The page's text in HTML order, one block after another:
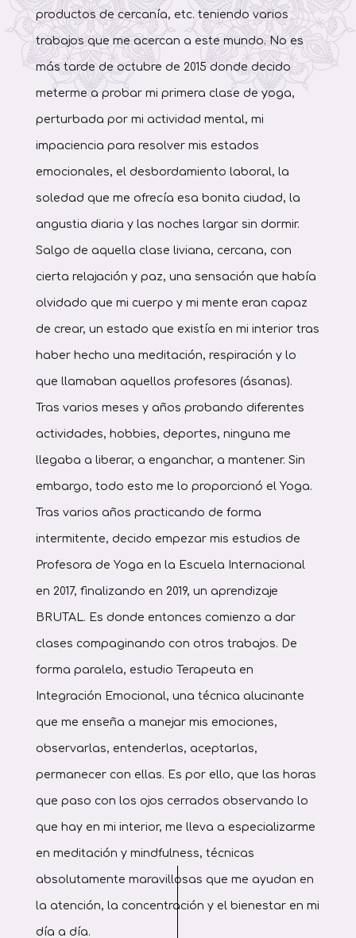
productos de cercanía, etc. teniendo varios
trabajos que me acercan a este mundo. No es
más tarde de octubre de 2015 donde decido
meterme a probar mi primera clase de yoga,
perturbada por mi actividad mental, mi
impaciencia para resolver mis estados
emocionales, el desbordamiento laboral, la
soledad que me ofrecía esa bonita ciudad, la
angustia diaria y las noches largar sin dormir.
Salgo de aquella clase liviana, cercana, con
cierta relajación y paz, una sensación que había
olvidado que mi cuerpo y mi mente eran capaz
de crear, un estado que existía en mi interior tras
haber hecho una meditación, respiración y lo
que llamaban aquellos profesores (ásanas).
Tras varios meses y años probando diferentes
actividades, hobbies, deportes, ninguna me
llegaba a liberar, a enganchar, a mantener. Sin
embargo, todo esto me lo proporcionó el Yoga.
Tras varios años practicando de forma
intermitente, decido empezar mis estudios de
Profesora de Yoga en la Escuela Internacional
en 2017, finalizando en 2019, un aprendizaje
BRUTAL. Es donde entonces comienzo a dar
clases compaginando con otros trabajos. De
forma paralela, estudio Terapeuta en
Integración Emocional, una técnica alucinante
que me enseña a manejar mis emociones,
observarlas, entenderlas, aceptarlas,
permanecer con ellas. Es por ello, que las horas
que paso con los ojos cerrados observando lo
que hay en mi interior, me lleva a especializarme
en meditación y mindfulness, técnicas
absolutamente maravillosas que me ayudan en
la atención, la concentración y el bienestar en mi
día a día.